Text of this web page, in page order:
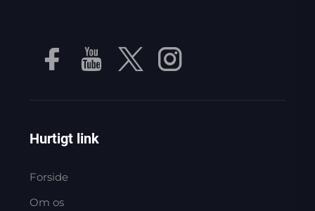
Hurtigt link
Forside
Om os